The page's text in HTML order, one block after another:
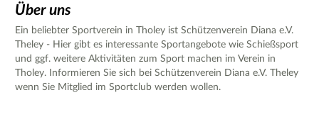
Über uns
Ein beliebter Sportverein in Tholey ist Schützenverein Diana e.V.
Theley - Hier gibt es interessante Sportangebote wie Schießsport
und ggf. weitere Aktivitäten zum Sport machen im Verein in
Tholey. Informieren Sie sich bei Schützenverein Diana e.V. Theley
wenn Sie Mitglied im Sportclub werden wollen.